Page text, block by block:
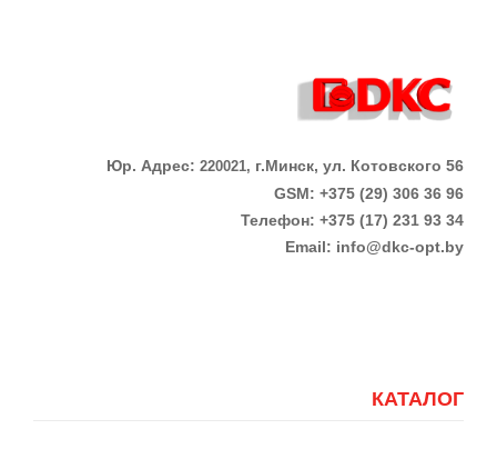
Юр. Адрес: 220021, г.Минск, ул. Котовского 56
GSM: +375 (29) 306 36 96
Телефон: +375 (17) 231 93 34
Email: info@dkc-opt.by
КАТАЛОГ